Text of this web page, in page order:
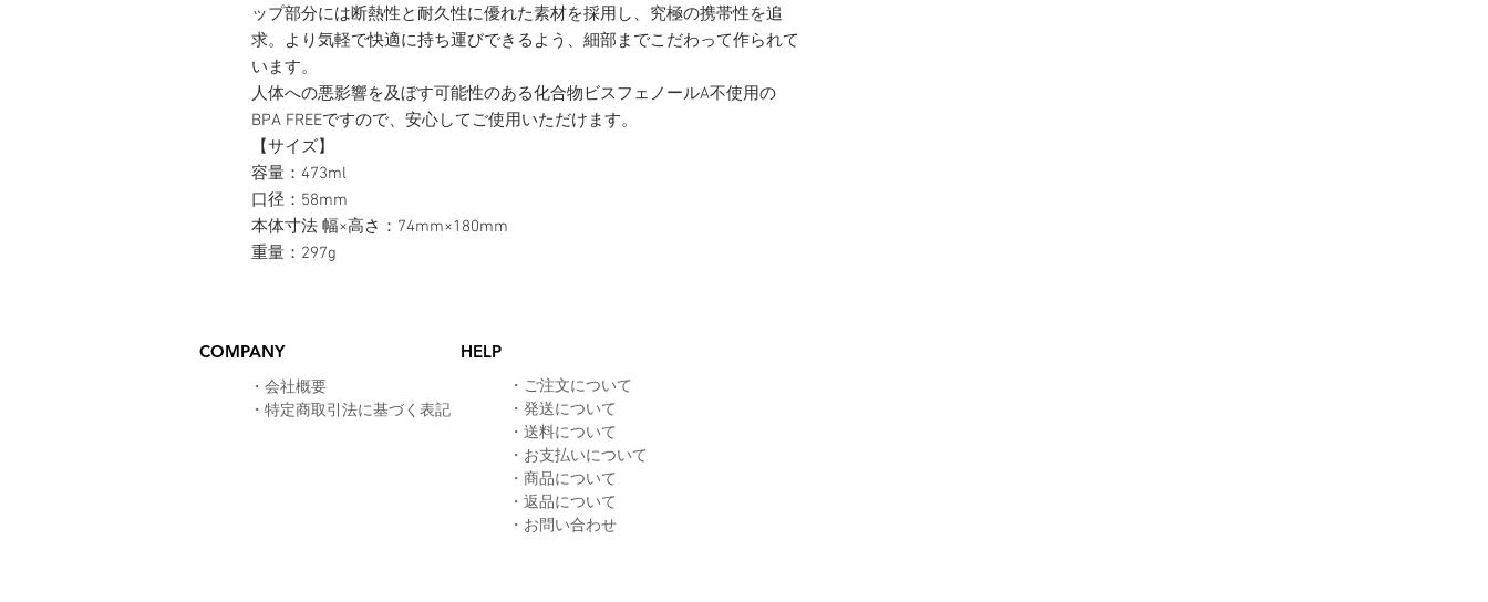
ップ部分には断熱性と耐久性に優れた素材を採用し、究極の携帯性を追
求。より気軽で快適に持ち運びできるよう、細部までこだわって作られて
います。
人体への悪影響を及ぼす可能性のある化合物ビスフェノールA不使用の
BPA FREEですので、安心してご使用いただけます。
【サイズ】
容量：473ml
口径：58mm
本体寸法 幅×高さ：74mm×180mm
重量：297g
COMPANY HELP
​・ 会社概要
・ 特定商取引法に基づく表記
・ ご注文について
・ 発送について
​・ 送料について
・ お支払いについて
・ 商品について
​・ 返品について
​・ お問い合わせ